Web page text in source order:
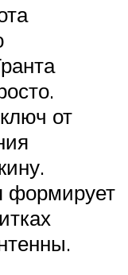
от
формирует